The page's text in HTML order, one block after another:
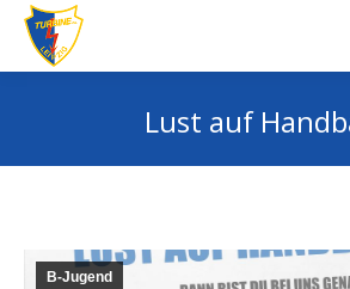
Lust auf
B-Jugend